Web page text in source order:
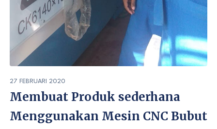
27 FEBRUARI 2020
Membuat Produk sederhana
Menggunakan Mesin CNC Bubut